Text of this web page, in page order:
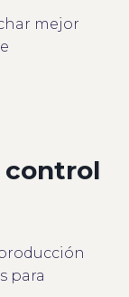
mejor
control
para